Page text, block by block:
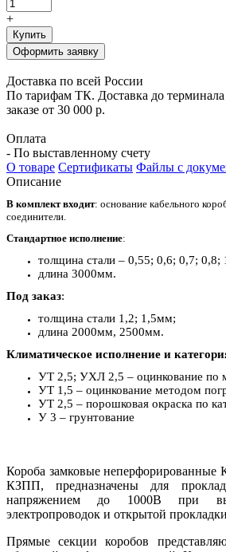
+
Купить
Оформить заявку
Доставка по всей России
По тарифам ТК. Доставка до
заказе от 30 000 р.
Оплата
- По выставленному счету
О товаре Сертификаты Файлы с
Описание
В комплект входит: основание кабельного
соединители.
Стандартное исполнение:
толщина стали – 0,55; 0,6; 0,7; 0,8;
длина 3000мм.
Под заказ:
толщина стали 1,2; 1,5мм;
длина 2000мм, 2500мм.
Климатическое исполнение и
УТ 2,5; УХЛ 2,5 – оцинкование по
УТ 1,5 – оцинкование методом
УТ 2,5 – порошковая окраска по
У 3 – грунтование
Короба замковые неперфорированные
КЗПП, предназначены для
напряжением до 1000В при
электропроводок и открытой
Прямые секции коробов